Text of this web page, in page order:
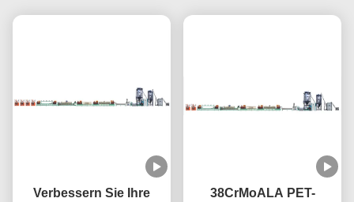
Verbessern Sie Ihre
38CrMoALA PET-